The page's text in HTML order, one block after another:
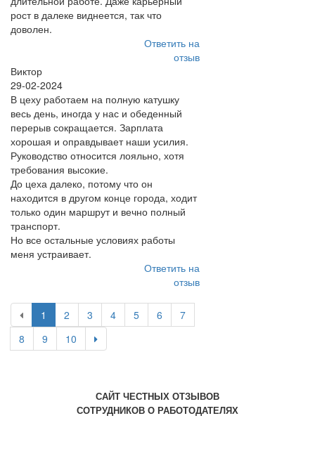
рост в далеке виднеется, так что
доволен.
Ответить на
отзыв
Виктор
29-02-2024
В цеху работаем на полную катушку
весь день, иногда у нас и обеденный
перерыв сокращается. Зарплата
хорошая и оправдывает наши усилия.
Руководство относится лояльно, хотя
требования высокие.
До цеха далеко, потому что он
находится в другом конце города, ходит
только один маршрут и вечно полный
транспорт.
Но все остальные условиях работы
меня устраивает.
Ответить на
отзыв
1 2 3 4 5 6
7
8
9 10
САЙТ ЧЕСТНЫХ ОТЗЫВОВ
СОТРУДНИКОВ О РАБОТОДАТЕЛЯХ